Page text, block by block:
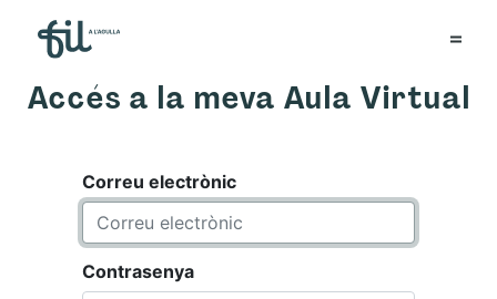
Accés a la meva Aula Virtual
Correu electrònic
Contrasenya